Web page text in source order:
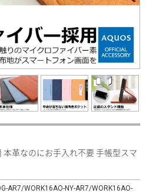
本革なのにお手入れ不要 手帳型スマ
AR7/WORK16AO-NY-AR7/WORK16AO-